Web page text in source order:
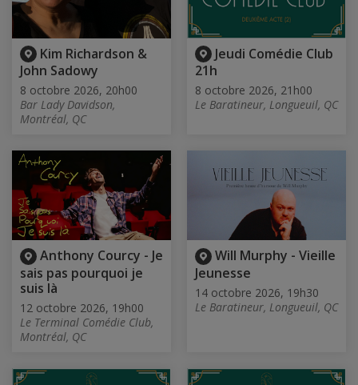
Kim Richardson &
John Sadowy
8 octobre 2026, 20h00
Bar Lady Davidson,
Montréal, QC
Jeudi Comédie Club
21h
8 octobre 2026, 21h00
Le Baratineur, Longueuil, QC
Anthony Courcy - Je
sais pas pourquoi je
suis là
12 octobre 2026, 19h00
Le Terminal Comédie Club,
Montréal, QC
Will Murphy - Vieille
Jeunesse
14 octobre 2026, 19h30
Le Baratineur, Longueuil, QC